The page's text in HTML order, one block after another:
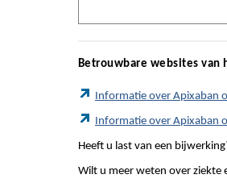
Betrouwbare websites
Informatie over Apixaban
Informatie over Apixaban
Heeft u last van een
Wilt u meer weten over ziekte